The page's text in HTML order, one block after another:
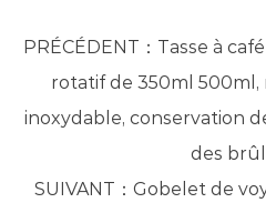
PRÉCÉDENT： Tasse à
rotatif de 350ml
inoxydable, conservation
des
SUIVANT： Gobelet de